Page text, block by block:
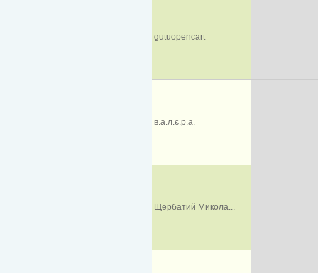
gutuopencart
в.а.л.є.р.а.
Щербатий Микола...